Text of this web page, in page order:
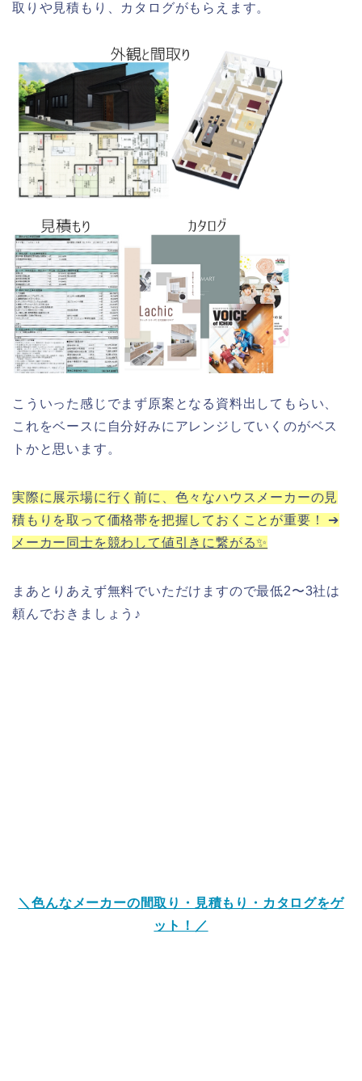
取りや見積もり、カタログがもらえます。
こういった感じでまず原案となる資料出してもらい、
これをベースに自分好みにアレンジしていくのがベス
トかと思います。
実際に展示場に行く前に、色々なハウスメーカーの見
積もりを取って価格帯を把握しておくことが重要！ ➔
メーカー同士を競わして値引きに繋がる✨
まあとりあえず無料でいただけますので最低2〜3社は
頼んでおきましょう♪
＼色んなメーカーの間取り・見積もり・カタログをゲ
ット！／